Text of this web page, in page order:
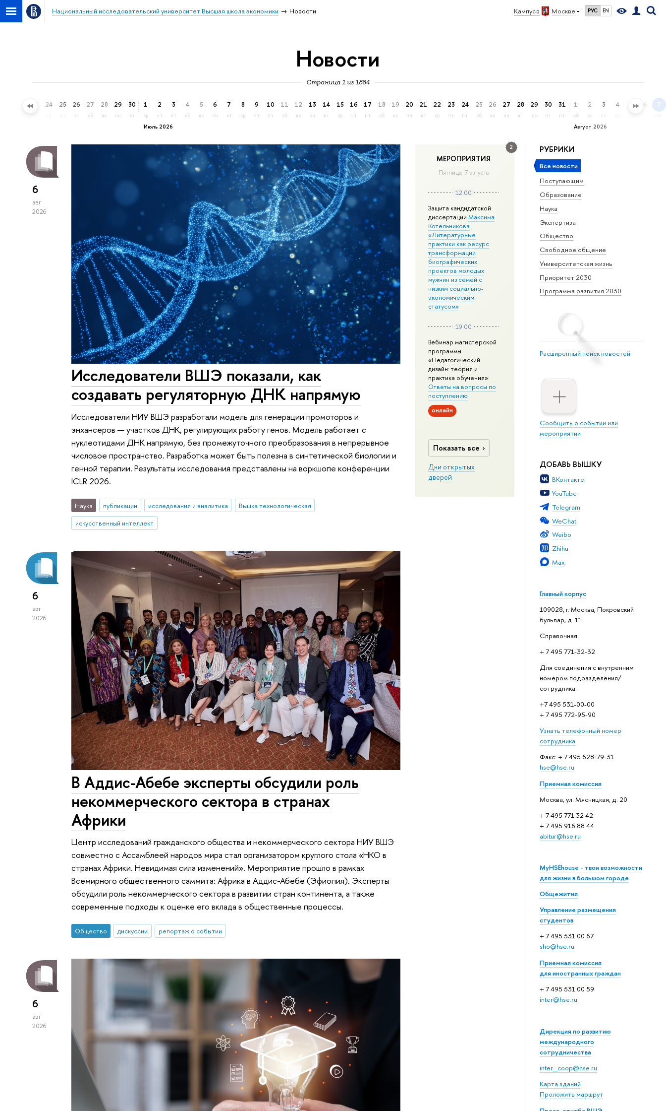
Кампус в Москве РУС EN
Национальный исследовательский университет Высшая школа экономики Новости
Новости
Страница 1 из 1884
23 24 25 26
пт
27
сб
28
вс
29
пн
30
вт
Июль 2026
1
ср
2
чт
3
пт
4
сб
5
вс
6
пн
7
вт
8
ср
9
чт
10
пт
11
сб
12
вс
13
пн
14
вт
15
ср
16
чт
17
пт
18
сб
19
вс
20
пн
21
вт
22
ср
23
чт
24
пт
25
сб
26
вс
27
пн
28
вт
29
ср
30
чт
31
пт
Август 2026
1
сб
2
вс
3 4 5 6 7
пт
РУБРИКИ
Все новости
Поступающим
Образование
Наука
Экспертиза
Общество
Свободное общение
Университетская жизнь
Приоритет 2030
Программа развития 2030
Расширенный поиск новостей
Сообщить о событии или
мероприятии
ДОБАВЬ ВЫШКУ
ВКонтакте
YouTube
Telegram
WeChat
Weibo
Zhihu
Max
Главный корпус
109028, г. Москва, Покровский
бульвар, д. 11
Справочная:
+ 7 495 771-32-32
Для соединения с внутренним
номером подразделения/
сотрудника:
+7 495 531-00-00
+ 7 495 772-95-90
Узнать телефонный номер
сотрудника
Факс: + 7 495 628-79-31
hse@hse.ru
Приемная комиссия
Москва, ул. Мясницкая, д. 20
+ 7 495 771 32 42
+ 7 495 916 88 44
abitur@hse.ru
MyHSEhouse - твои возможности
для жизни в большом городе
Общежития
Управление размещения
студентов
+ 7 495 531 00 67
sho@hse.ru
Приемная комиссия
для иностранных граждан
+ 7 495 531 00 59
inter@hse.ru
Дирекция по развитию
международного
сотрудничества
inter_coop@hse.ru
Карта зданий
Проложить маршрут
2
МЕРОПРИЯТИЯ
Пятница, 7 августа
12:00
Защита кандидатской
диссертации Максима
Котельникова
«Литературные
практики как ресурс
трансформации
биографических
проектов молодых
мужчин из семей с
низким социально-
экономическим
статусом»
19:00
Вебинар магистерской
программы
«Педагогический
дизайн: теория и
практика обучения»:
Ответы на вопросы по
поступлению
онлайн
Показать все
Дни открытых
дверей
6
авг
2026
Исследователи ВШЭ показали, как
создавать регуляторную ДНК напрямую
Исследователи НИУ ВШЭ разработали модель для генерации промоторов и
энхансеров — участков ДНК, регулирующих работу генов. Модель работает с
нуклеотидами ДНК напрямую, без промежуточного преобразования в непрерывное
числовое пространство. Разработка может быть полезна в синтетической биологии и
генной терапии. Результаты исследования представлены на воркшопе конференции
ICLR 2026.
Наука публикации исследования и аналитика
Вышка технологическая
искусственный интеллект
6
авг
2026
В Аддис-Абебе эксперты обсудили роль
некоммерческого сектора в странах
Африки
Центр исследований гражданского общества и некоммерческого сектора НИУ ВШЭ
совместно с Ассамблеей народов мира стал организатором круглого стола «НКО в
странах Африки. Невидимая сила изменений». Мероприятие прошло в рамках
Всемирного общественного саммита: Африка в Аддис-Абебе (Эфиопия). Эксперты
обсудили роль некоммерческого сектора в развитии стран континента, а также
современные подходы к оценке его вклада в общественные процессы.
Общество дискуссии репортаж о событии
6
авг
2026